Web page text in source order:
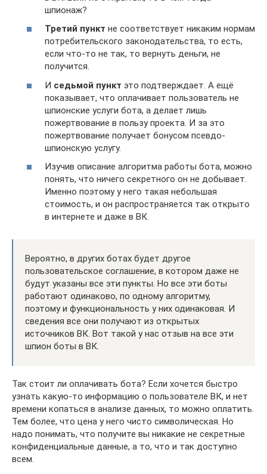
шпионаж?
Третий пункт не соответствует никаким нормам
потребительского законодательства, то есть,
если что-то не так, то вернуть деньги, не
получится.
И седьмой пункт это подтверждает. А ещё
показывает, что оплачивает пользователь не
шпионские услуги бота, а делает лишь
пожертвование в пользу проекта. И за это
пожертвование получает бонусом псевдо-
шпионскую услугу.
Изучив описание алгоритма работы бота, можно
понять, что ничего секретного он не добывает.
Именно поэтому у него такая небольшая
стоимость, и он распространяется так открыто
в интернете и даже в ВК.
Вероятно, в других ботах будет другое
пользовательское соглашение, в котором даже не
будут указаны все эти пункты. Но все эти боты
работают одинаково, по одному алгоритму,
поэтому и функциональность у них одинаковая. И
сведения все они получают из открытых
источников ВК. Вот такой у нас отзыв на все эти
шпион боты в ВК.
Так стоит ли оплачивать бота? Если хочется быстро
узнать какую-то информацию о пользователе ВК, и нет
времени копаться в анализе данных, то можно оплатить.
Тем более, что цена у него чисто символическая. Но
надо понимать, что получите вы никакие не секретные
конфиденциальные данные, а то, что и так доступно
всем.